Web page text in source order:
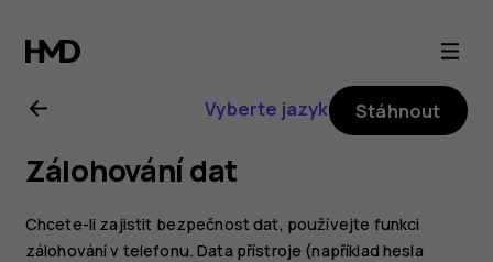
Uživatelská
příručka
k telefonu
Nokia 6
Vyberte jazyk Stáhnout
Zálohování dat
Chcete-li zajistit bezpečnost dat, používejte funkci
zálohování v telefonu. Data přístroje (například hesla